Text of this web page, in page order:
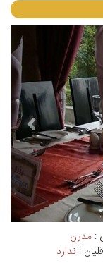
: مدرن
: ندارد